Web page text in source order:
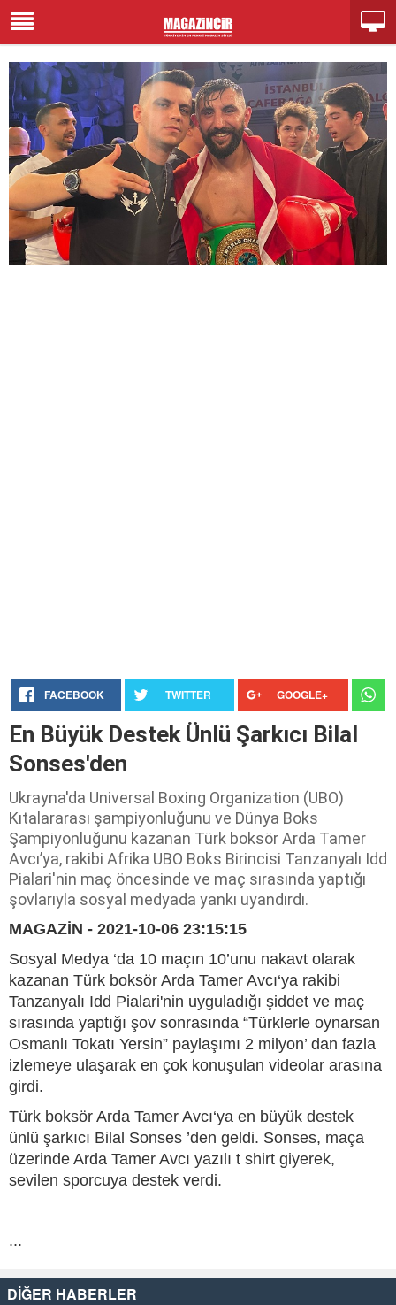
FACEBOOK TWITTER GOOGLE+
En Büyük Destek Ünlü Şarkıcı Bilal
Sonses'den
Ukrayna'da Universal Boxing Organization (UBO)
Kıtalararası şampiyonluğunu ve Dünya Boks
Şampiyonluğunu kazanan Türk boksör Arda Tamer
Avcı’ya, rakibi Afrika UBO Boks Birincisi Tanzanyalı Idd
Pialari'nin maç öncesinde ve maç sırasında yaptığı
şovlarıyla sosyal medyada yankı uyandırdı.
MAGAZİN - 2021-10-06 23:15:15
Sosyal Medya ‘da 10 maçın 10’unu nakavt olarak
kazanan Türk boksör Arda Tamer Avcı‘ya rakibi
Tanzanyalı Idd Pialari'nin uyguladığı şiddet ve maç
sırasında yaptığı şov sonrasında “Türklerle oynarsan
Osmanlı Tokatı Yersin” paylaşımı 2 milyon’ dan fazla
izlemeye ulaşarak en çok konuşulan videolar arasına
girdi.
Türk boksör Arda Tamer Avcı‘ya en büyük destek
ünlü şarkıcı Bilal Sonses ’den geldi. Sonses, maça
üzerinde Arda Tamer Avcı yazılı t shirt giyerek,
sevilen sporcuya destek verdi.
...
DİĞER HABERLER